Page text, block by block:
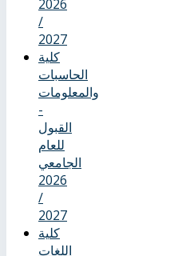
2026
/
2027
كلية
الحاسبات
والمعلومات
-
القبول
للعام
الجامعي
2026
/
2027
كلية
اللغات